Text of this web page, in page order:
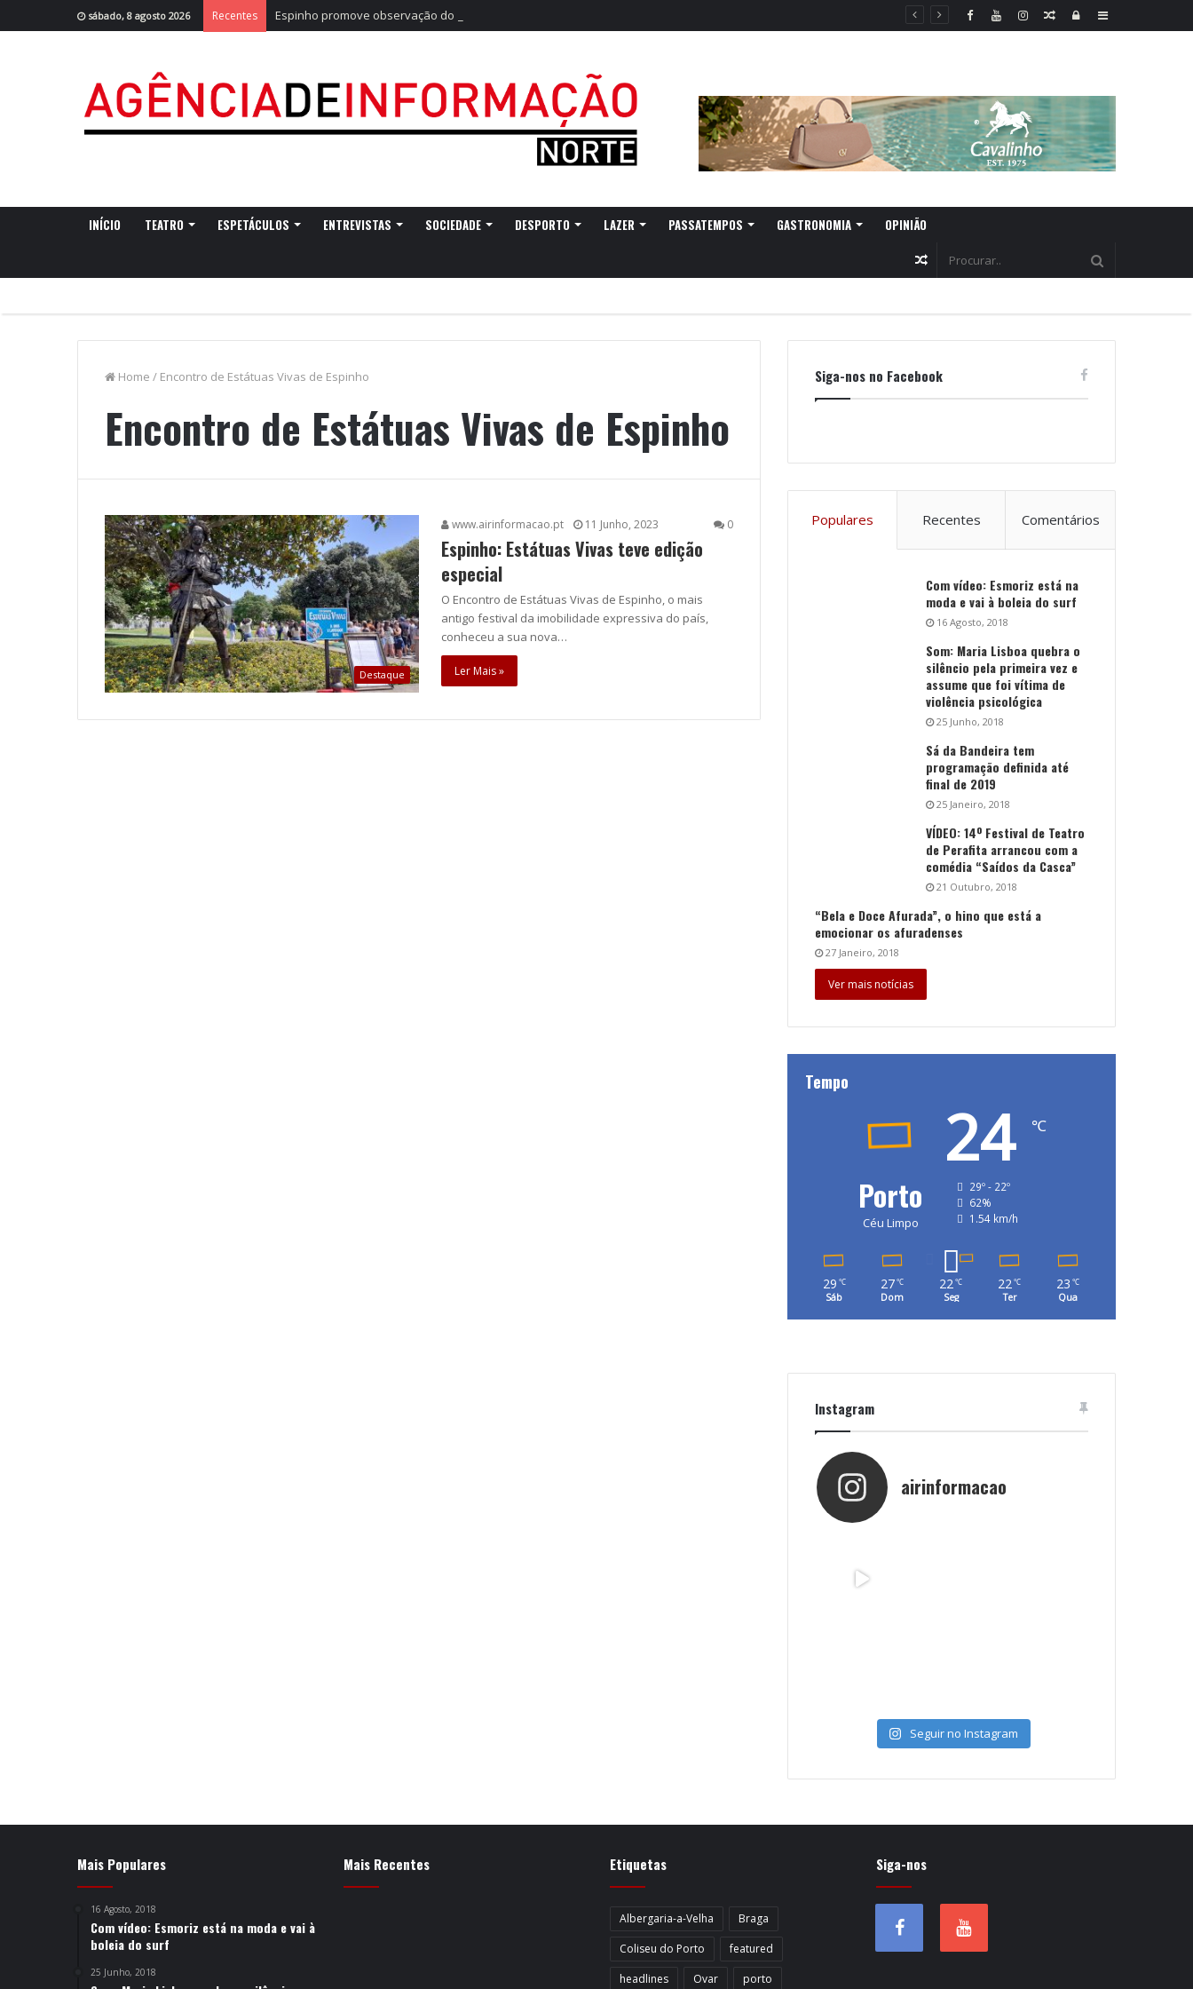
sábado, 8 agosto 2026 Recentes Espinho promove observação do eclipse solar parcial Sidebar
Log
Random
INÍCIO TEATRO ESPETÁCULOS ENTREVISTAS SOCIEDADE DESPORTO LAZER PASSATEMPOS GASTRONOMIA OPINIÃO
Random
Home / Encontro de Estátuas Vivas de Espinho
Encontro de Estátuas Vivas de Espinho
Destaque
www.airinformacao.pt 11 Junho, 2023 0
Espinho: Estátuas Vivas teve edição
especial
O Encontro de Estátuas Vivas de Espinho, o mais
antigo festival da imobilidade expressiva do país,
conheceu a sua no­va…
Ler Mais »
Siga-nos no Facebook
Populares Recentes Comentários
Com vídeo: Esmoriz está na
moda e vai à boleia do surf
16 Agosto, 2018
Som: Maria Lisboa quebra o
silêncio pela primeira vez e
assume que foi vítima de
violência psicológica
25 Junho, 2018
Sá da Bandeira tem
programação definida até
final de 2019
25 Janeiro, 2018
VÍDEO: 14º Festival de Teatro
de Perafita arrancou com a
comédia “Saídos da Casca”
21 Outubro, 2018
“Bela e Doce Afurada”, o hino que está a
emocionar os afuradenses
27 Janeiro, 2018
Ver mais notícias
Tempo
Porto
Céu Limpo
24 ℃
29º - 22º
62%
1.54 km/h
29 ℃
Sáb
27℃
Dom
22℃
Seg
22℃
Ter
23 ℃
Qua
Instagram
airinformacao
Seguir no Instagram
Mais Populares
16 Agosto, 2018
Com vídeo: Esmoriz está na moda e vai à
boleia do surf
25 Junho, 2018
Mais Recentes Etiquetas
Albergaria-a-Velha
Braga
Coliseu do Porto
featured
headlines
Ovar porto
Siga-nos